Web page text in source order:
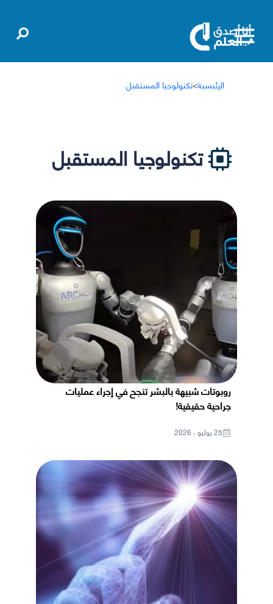
الرئيسية>تكنولوجيا المستقبل
تكنولوجيا المستقبل
روبوتات شبيهة بالبشر تنجح في إجراء عمليات
جراحية حقيقية!
25 يوليو ، 2026